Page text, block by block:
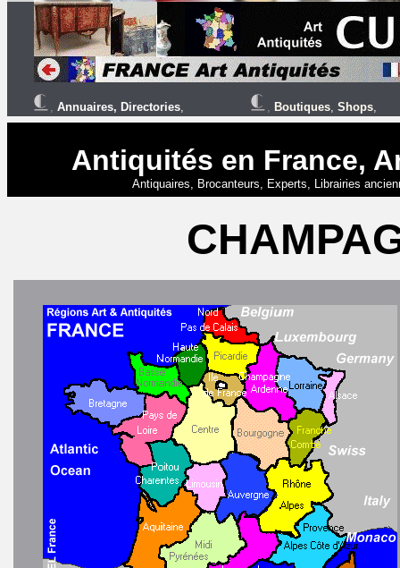
, Annuaires, Directories, , Boutiques, Shops,
Antiquités en France,
Antiquaires, Brocanteurs, Experts, Librairies